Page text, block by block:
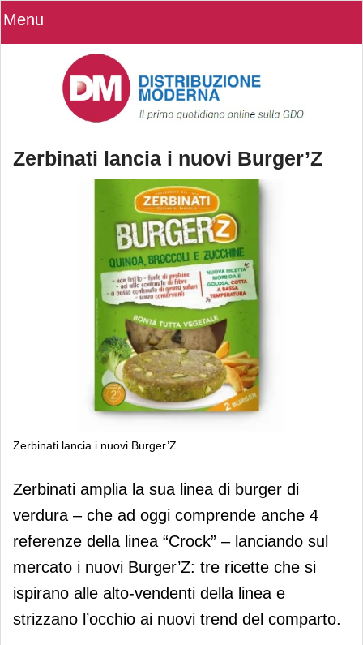
Menu
Zerbinati lancia i nuovi Burger’Z
Zerbinati lancia i nuovi Burger’Z
Zerbinati lancia i nuovi Burger’Z
Zerbinati amplia la sua linea di burger di
verdura – che ad oggi comprende anche 4
referenze della linea “Crock” – lanciando sul
mercato i nuovi Burger’Z: tre ricette che si
ispirano alle alto-vendenti della linea e
strizzano l’occhio ai nuovi trend del comparto.